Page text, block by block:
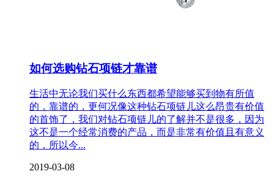
如何选购钻石项链才靠谱
生活中无论我们买什么东西都希望能够买到物有所值
的，靠谱的，更何况像这种钻石项链儿这么昂贵有价值
的首饰了，我们对钻石项链儿的了解并不是很多，因为
这不是一个经常消费的产品，而是非常有价值且有意义
的，所以今...
2019-03-08